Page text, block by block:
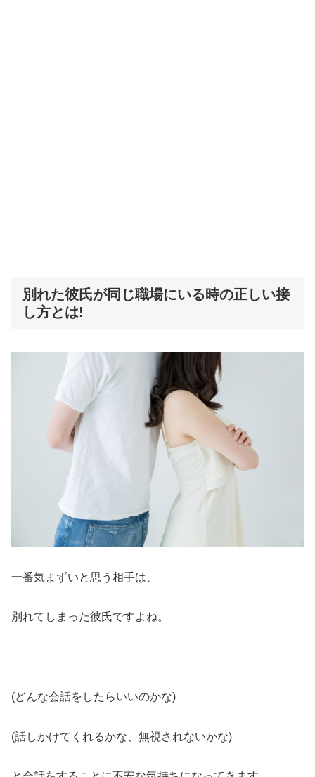
別れた彼氏が同じ職場にいる時の正しい接
し方とは!
一番気まずいと思う相手は、
別れてしまった彼氏ですよね。
(どんな会話をしたらいいのかな)
(話しかけてくれるかな、無視されないかな)